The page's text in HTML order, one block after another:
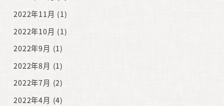
2022年11月 (1)
2022年10月 (1)
2022年9月 (1)
2022年8月 (1)
2022年7月 (2)
2022年4月 (4)